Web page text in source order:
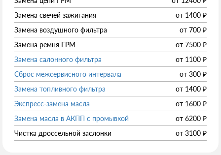
Замена свечей зажигания
от 1400 ₽
Замена воздушного фильтра
от 700 ₽
Замена ремня ГРМ
от 7500 ₽
Замена салонного фильтра
от 1100 ₽
Сброс межсервисного интервала
от 300 ₽
Замена топливного фильтра
от 1400 ₽
Экспресс-замена масла
от 1600 ₽
Замена масла в АКПП с промывкой
от 6200 ₽
Чистка дроссельной заслонки
от 3100 ₽